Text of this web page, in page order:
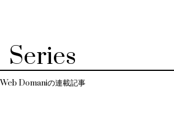
Series
Web Domaniの連載記事